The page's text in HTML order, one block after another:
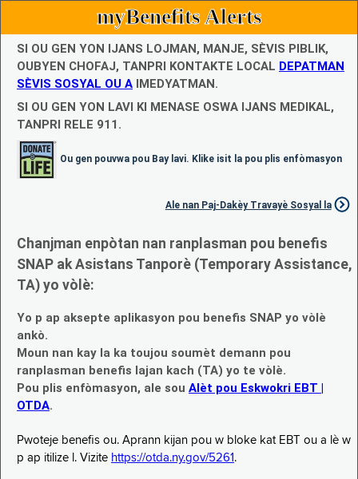
myBenefits Alerts
SI OU GEN YON IJANS LOJMAN, MANJE, SÈVIS PIBLIK,
OUBYEN CHOFAJ, TANPRI KONTAKTE LOCAL DEPATMAN
SÈVIS SOSYAL OU A IMEDYATMAN.
SI OU GEN YON LAVI KI MENASE OSWA IJANS MEDIKAL,
TANPRI RELE 911.
Ou gen pouvwa pou Bay lavi. Klike isit la pou plis enfòmasyon
Ale nan Paj-Dakèy Travayè Sosyal la
Chanjman enpòtan nan ranplasman pou benefis
SNAP ak Asistans Tanporè (Temporary Assistance,
TA) yo vòlè:
Yo p ap aksepte aplikasyon pou benefis SNAP yo vòlè
ankò.
Moun nan kay la ka toujou soumèt demann pou
ranplasman benefis lajan kach (TA) yo te vòlè.
Pou plis enfòmasyon, ale sou Alèt pou Eskwokri EBT |
OTDA.
Pwoteje benefis ou. Aprann kijan pou w bloke kat EBT ou a lè w
p ap itilize l. Vizite https://otda.ny.gov/5261 .